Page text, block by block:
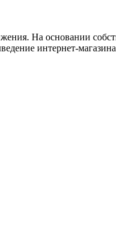
На основании
интернет-